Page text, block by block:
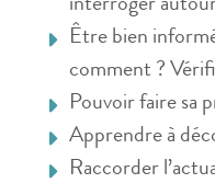
interroger
Être bien
comment ?
Pouvoir faire sa
Apprendre à
Raccorder